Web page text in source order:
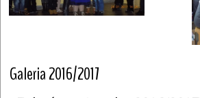
Galeria 2016/2017